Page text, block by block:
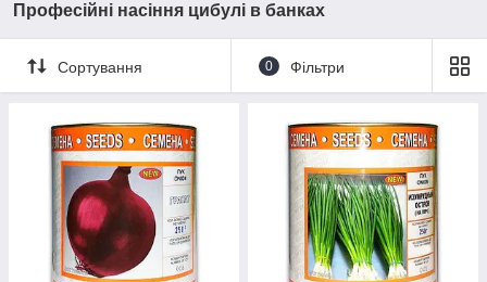
Професійні насіння цибулі в банках
Сортування 0 Фільтри